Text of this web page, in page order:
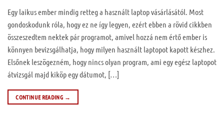
Egy laikus ember mindig retteg a használt laptop vásárlásától. Most
gondoskodunk róla, hogy ez ne így legyen, ezért ebben a rövid cikkben
összeszedtem nektek pár programot, amivel hozzá nem értő ember is
könnyen bevizsgálhatja, hogy milyen használt laptopot kapott készhez.
Elsőnek leszögezném, hogy nincs olyan program, ami egy egész laptopot
átvizsgál majd kiköp egy dátumot, […]
CONTINUE READING →